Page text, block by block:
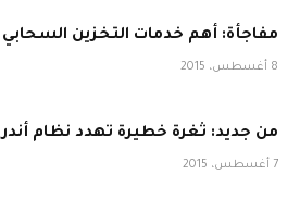
مفاجأة: أهم خدمات التخزين السحابي
8 أغسطس، 2015
من جديد: ثغرة خطيرة تهدد نظام
7 أغسطس، 2015